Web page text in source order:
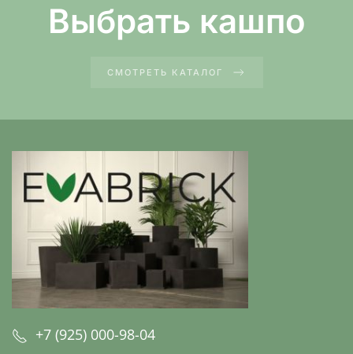
Выбрать кашпо
СМОТРЕТЬ КАТАЛОГ
+7 (925) 000-98-04